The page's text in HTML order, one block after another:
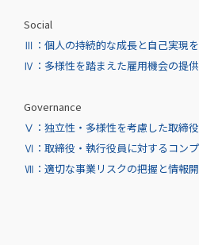
Social
Ⅲ：個人の持続的な成長と自己実現
Ⅳ：多様性を踏まえた雇用機会の提供
Governance
Ⅴ：独立性・多様性を考慮した取締
Ⅵ：取締役・執行役員に対するコン
Ⅶ：適切な事業リスクの把握と情報